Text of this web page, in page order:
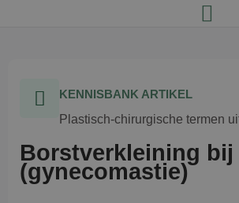
KENNISBANK ARTIKEL
Plastisch-chirurgische termen
Borstverkleining bij
(gynecomastie)